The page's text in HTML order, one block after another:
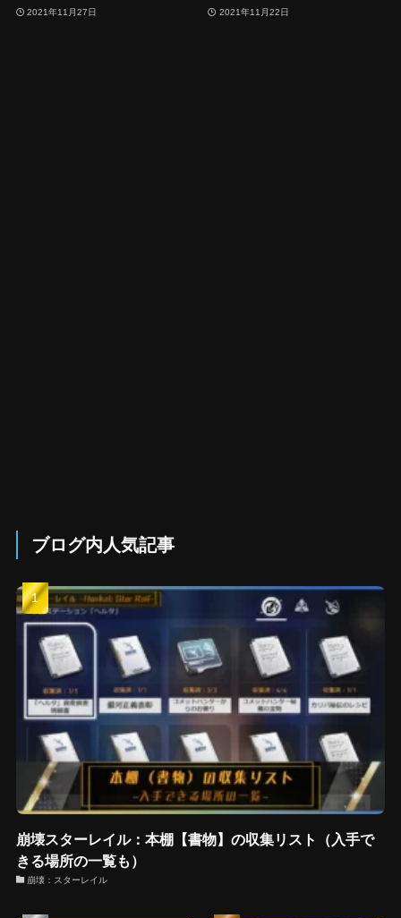
2021年11月27日 2021年11月22日
ブログ内人気記事
崩壊スターレイル：本棚【書物】の収集リスト（入手で
きる場所の一覧も）
崩壊：スターレイル